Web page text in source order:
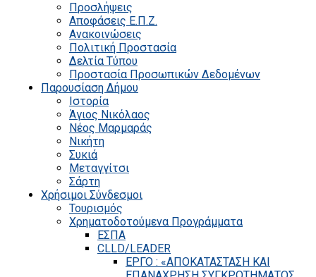
Προσλήψεις
Αποφάσεις Ε.Π.Ζ.
Ανακοινώσεις
Πολιτική Προστασία
Δελτία Τύπου
Προστασία Προσωπικών Δεδομένων
Παρουσίαση Δήμου
Ιστορία
Άγιος Νικόλαος
Νέος Μαρμαράς
Νικήτη
Συκιά
Μεταγγίτσι
Σάρτη
Χρήσιμοι Σύνδεσμοι
Τουρισμός
Χρηματοδοτούμενα Προγράμματα
ΕΣΠΑ
CLLD/LEADER
ΕΡΓΟ : «ΑΠΟΚΑΤΑΣΤΑΣΗ ΚΑΙ